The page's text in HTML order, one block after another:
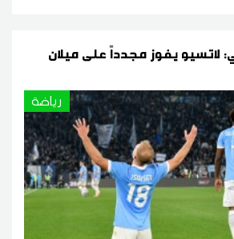
لاتسيو يفوز مجدداً على ميلان
رياضة